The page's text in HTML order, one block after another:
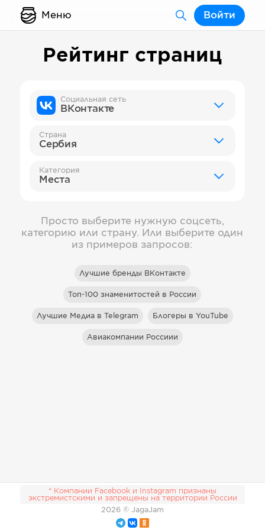
Меню Войти
Рейтинг страниц
Социальная сеть
ВКонтакте
Страна
Сербия
Категория
Места
Просто выберите нужную соцсеть,
категорию или страну. Или выберите один
из примеров запросов:
Лучшие бренды ВКонтакте
Топ-100 знаменитостей в России
Лучшие Медиа в Telegram Блогеры в YouTube
Авиакомпании Россиии
* Компании Facebook и Instagram признаны
экстремистскими и запрещены на территории России
2026 © JagaJam